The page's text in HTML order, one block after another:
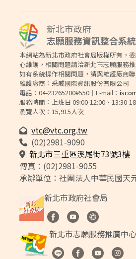
本網站為新北市政府社會局版權所有，
心維護，相關問題請洽新北市志願服務推
如有系統操作相關問題，請與維護廠商聯
維護廠商：采威國際資訊股份有限公司
電話：04-23265200#550｜E-mail：
服務時間：上班日 09:00-12:00、13:30-
瀏覽人次：15,915人次
vtc@vtc.org.tw
(02)2981-9090
新北市三重區溪尾街73號3樓
傳真：(02)2981-9055
承辦單位：社團法人中華民國天
新北市政府社會局
（另開新視窗）
（另開新視窗）
（另開新視窗）
新北市志願服務推廣中
（另開新視窗）
（另開新視窗）
（另開新視窗）
（另開新